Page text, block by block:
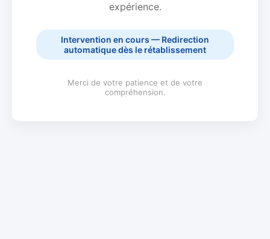
expérience.
Intervention en cours — Redirection
automatique dès le rétablissement
Merci de votre patience et de votre
compréhension.